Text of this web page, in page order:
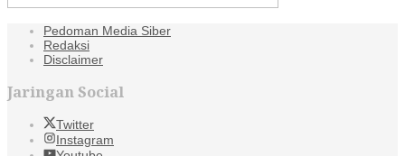
Pedoman Media Siber
Redaksi
Disclaimer
Jaringan Social
Twitter
Instagram